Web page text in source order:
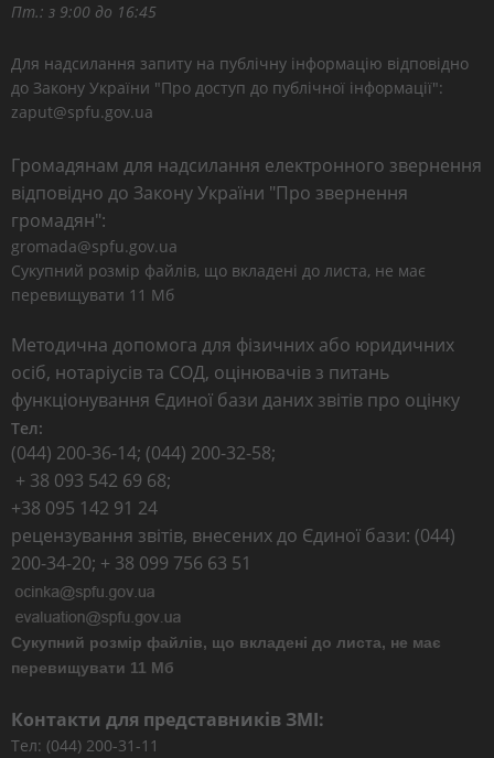
Пт.: з 9:00 до 16:45
Для надсилання запиту на публічну інформацію відповідно
до Закону України "Про доступ до публічної інформації":
zaput@spfu.gov.ua
Громадянам для надсилання електронного звернення
відповідно до Закону України "Про звернення
громадян":
gromada@spfu.gov.ua
Сукупний розмір файлів, що вкладені до листа, не має
перевищувати 11 Мб
Методична допомога для фізичних або юридичних
осіб, нотаріусів та СОД, оцінювачів з питань
функціонування Єдиної бази даних звітів про оцінку
Тел:
(044) 200-36-14; (044) 200-32-58;
+ 38 093 542 69 68;
+38 095 142 91 24
рецензування звітів, внесених до Єдиної бази: (044)
200-34-20; + 38 099 756 63 51
Сукупний розмір файлів, що вкладені до листа, не має
перевищувати 11 Мб
Контакти для представників ЗМІ:
Тел: (044) 200-31-11